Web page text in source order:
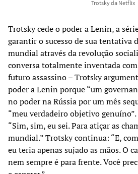
Trotsky da Netflix
Trotsky cede o poder a Lenin, a
garantir o sucesso de sua tentativa
mundial através da revolução
conversa totalmente inventada com
futuro assassino – Trotsky
poder a Lenin porque “um
no poder na Rússia por um mês
“meu verdadeiro objetivo genuíno”.
“Sim, sim, eu sei. Para atiçar as
mundial.” Trotsky continua: “E,
eu teria apenas sujado as mãos. O
nem sempre é para frente. Você